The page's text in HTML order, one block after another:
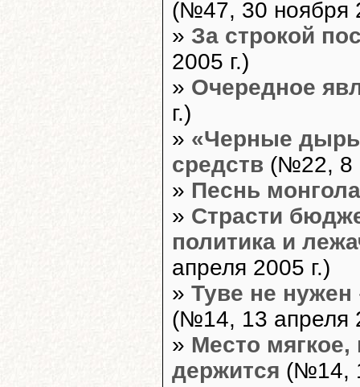
(№47, 30 ноября
» За строкой
2005 г.)
» Очередное
г.)
» «Черные
средств (№22, 8
» Песнь монгола
» Страсти
политика и
апреля 2005 г.)
» Туве не нужен
(№14, 13 апреля
» Место мягкое,
держится (№14,